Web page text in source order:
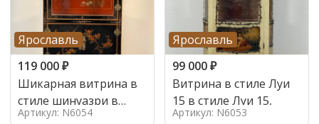
Ярославль
119 000₽
Шикарная витрина в
стиле шинуазри в
стиле шинуазри,
Артикул: N6054
Ярославль
99 000₽
Витрина в стиле Луи
15 в стиле Луи 15,
Артикул: N6053